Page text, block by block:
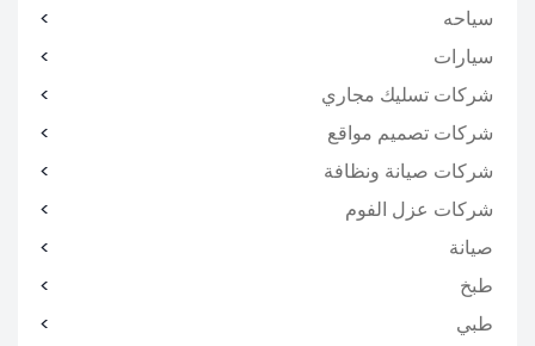
سياحه
سيارات
شركات تسليك مجاري
شركات تصميم مواقع
شركات صيانة ونظافة
شركات عزل الفوم
صيانة
طبخ
طبي